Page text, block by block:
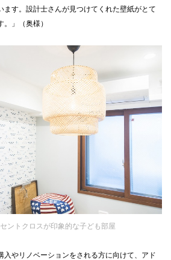
ます。設計士さんが見つけてくれた壁紙がとて
」（奥様）
ントクロスが印象的な子ども部屋
入やリノベーションをされる方に向けて、アド